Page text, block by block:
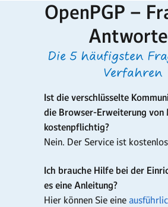
OpenPGP –
Die 5 häufigsten
Verfahren
Ist die verschlüsselte
die Browser-Erweiterung von
kostenpflichtig?
Nein. Der Service ist
Ich brauche Hilfe bei der
es eine Anleitung?
Hier können Sie eine